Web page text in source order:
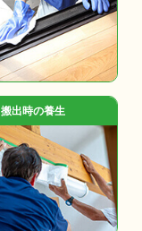
搬出時の養生